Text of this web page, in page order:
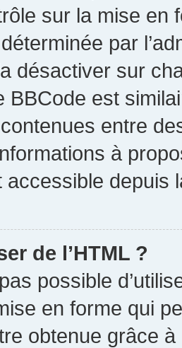
sur la mise en
par
désactiver sur
BBCode est
entre
à
accessible depuis
de l’HTML ?
possible
en forme qui
obtenue grâce à